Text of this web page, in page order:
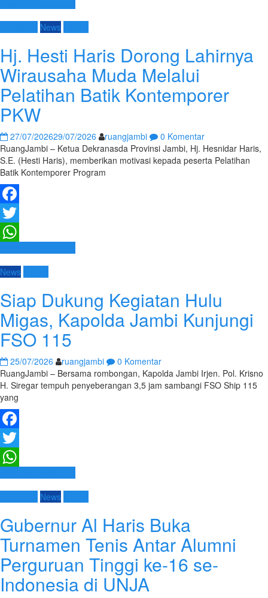
WhatsApp
News
Hj. Hesti Haris Dorong Lahirnya
Wirausaha Muda Melalui
Pelatihan Batik Kontemporer
PKW
27/07/202629/07/2026 ruangjambi
0 Komentar
RuangJambi – Ketua Dekranasda Provinsi Jambi, Hj. Hesnidar Haris,
S.E. (Hesti Haris), memberikan motivasi kepada peserta Pelatihan
Batik Kontemporer Program
Facebook
Twitter
WhatsApp
News
Siap Dukung Kegiatan Hulu
Migas, Kapolda Jambi Kunjungi
FSO 115
25/07/2026 ruangjambi
0 Komentar
RuangJambi – Bersama rombongan, Kapolda Jambi Irjen. Pol. Krisno
H. Siregar tempuh penyeberangan 3,5 jam sambangi FSO Ship 115
yang
Facebook
Twitter
WhatsApp
News
Gubernur Al Haris Buka
Turnamen Tenis Antar Alumni
Perguruan Tinggi ke-16 se-
Indonesia di UNJA